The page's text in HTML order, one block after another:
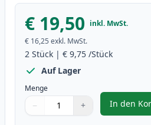
€ 19,50 inkl. MwSt.
€ 16,25 exkl. MwSt.
2 Stück | € 9,75 /Stück
Auf Lager
Menge
Verwenden Sie die Tasten, um
− +
1
In den, 2